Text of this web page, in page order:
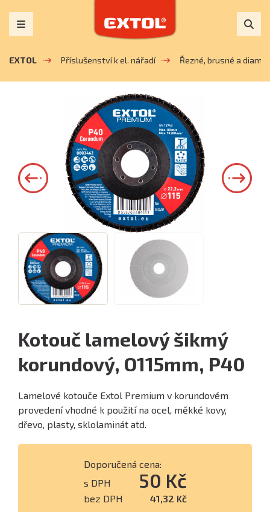
EXTOL Příslušenství k el. nářadí Řezné, brusné a
Kotouč lamelový šikmý
korundový, O115mm, P40
Lamelové kotouče Extol Premium v korundovém
provedení vhodné k použití na ocel, měkké kovy,
dřevo, plasty, sklolaminát atd.
Doporučená cena:
s DPH
50 Kč
bez DPH 41,32 Kč